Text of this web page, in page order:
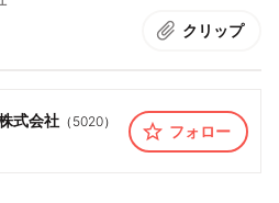
クリップ
式会社 （ 5020）
フォロー